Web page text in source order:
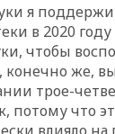
я
в 2020
чтобы
же,
трое-
потому что
влияло